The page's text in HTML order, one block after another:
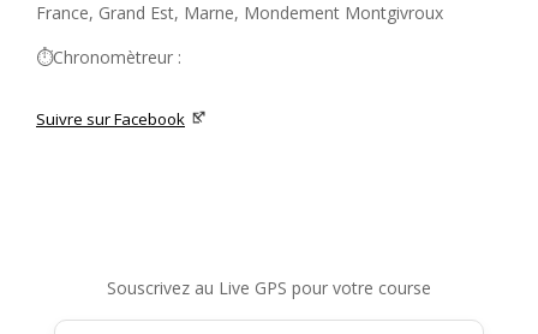
France, Grand Est, Marne, Mondement Montgivroux
⏱️Chronomètreur :
Suivre sur Facebook
Souscrivez au Live GPS pour votre course